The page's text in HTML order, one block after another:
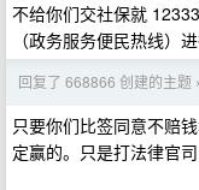
不给你们交社保就
（政务服务便民热线）
回复了 668866 创建的主题 ›
只要你们比签同意不赔
定赢的。只是打法律官